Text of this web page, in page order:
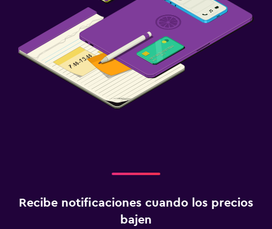
Recibe notificaciones cuando los precios
bajen